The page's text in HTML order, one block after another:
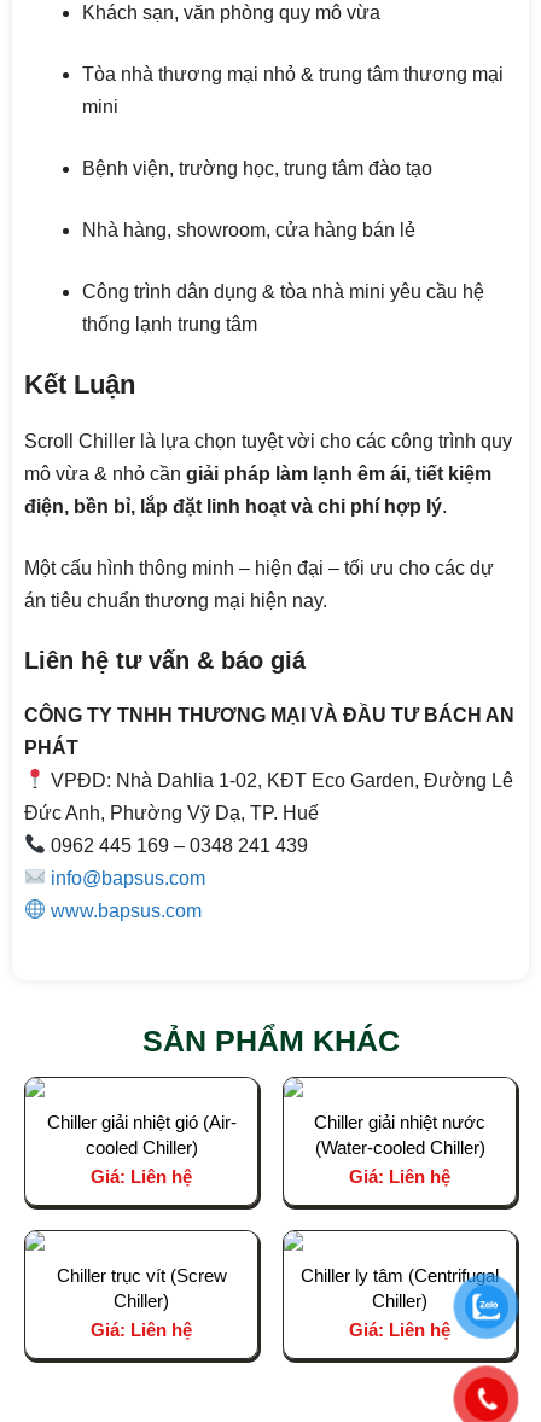
Khách sạn, văn phòng quy mô vừa
Tòa nhà thương mại nhỏ & trung tâm thương mại
mini
Bệnh viện, trường học, trung tâm đào tạo
Nhà hàng, showroom, cửa hàng bán lẻ
Công trình dân dụng & tòa nhà mini yêu cầu hệ
thống lạnh trung tâm
Kết Luận
Scroll Chiller là lựa chọn tuyệt vời cho các công trình quy
mô vừa & nhỏ cần giải pháp làm lạnh êm ái, tiết kiệm
điện, bền bỉ, lắp đặt linh hoạt và chi phí hợp lý.
Một cấu hình thông minh – hiện đại – tối ưu cho các dự
án tiêu chuẩn thương mại hiện nay.
Liên hệ tư vấn & báo giá
CÔNG TY TNHH THƯƠNG MẠI VÀ ĐẦU TƯ BÁCH AN
PHÁT
VPĐD: Nhà Dahlia 1-02, KĐT Eco Garden, Đường Lê
Đức Anh, Phường Vỹ Dạ, TP. Huế
0962 445 169 – 0348 241 439
info@bapsus.com
www.bapsus.com
SẢN PHẨM KHÁC
Chiller giải nhiệt gió (Air-
cooled Chiller)
Giá: Liên hệ
Chiller giải nhiệt nước
(Water-cooled Chiller)
Giá: Liên hệ
Chiller trục vít (Screw
Chiller)
Giá: Liên hệ
Chiller ly tâm (Centrifugal
Chiller)
Giá: Liên hệ